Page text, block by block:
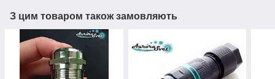
З цим товаром також замовляють